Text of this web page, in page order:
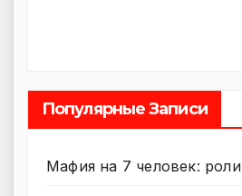
Популярные Записи
Мафия на 7 человек: роли